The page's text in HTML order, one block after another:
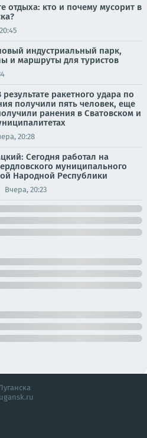
отдыха: кто и почему мусорит в
индустриальный парк,
и маршруты для туристов
ракетного удара по
получили пять человек, еще
ранения в Сватовском и
20:28
Сегодня работал на
муниципального
Народной Республики
Вчера, 20:23